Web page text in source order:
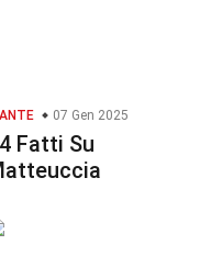
07 Gen 2025
Fatti Su